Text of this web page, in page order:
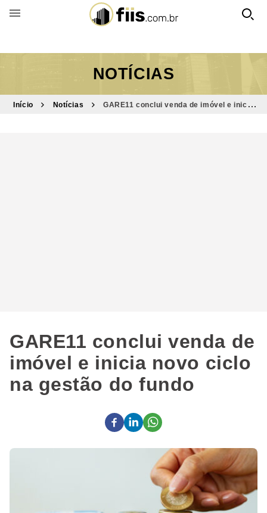
BUSCAR POR FUNDO
NOTÍCIAS
Início Notícias
GARE11 conclui venda de imóvel e inicia
GARE11 conclui venda de
imóvel e inicia novo ciclo
na gestão do fundo